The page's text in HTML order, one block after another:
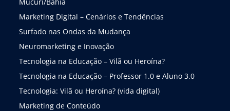
Marketing Digital – Cenários e Tendências
Surfado nas Ondas da Mudança
Neuromarketing e Inovação
Tecnologia na Educação – Vilã ou Heroína?
Tecnologia na Educação – Professor 1.0 e Aluno 3.0
Tecnologia: Vilã ou Heroína? (vida digital)
Marketing de Conteúdo